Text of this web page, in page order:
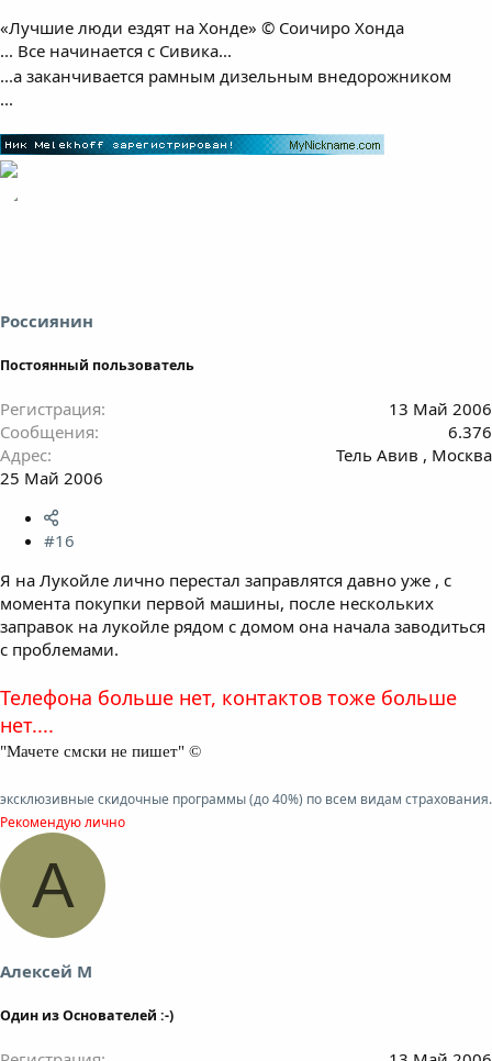
«Лучшие люди ездят на Хонде» © Соичиро Хонда
... Все начинается с Сивика...
...а заканчивается рамным дизельным внедорожником
...
Россиянин
Постоянный пользователь
Регистрация
13 Май 2006
Сообщения
6.376
Адрес
Тель Авив , Москва
25 Май 2006
#16
Я на Лукойле лично перестал заправлятся давно уже , с
момента покупки первой машины, после нескольких
заправок на лукойле рядом с домом она начала заводиться
с проблемами.
Телефона больше нет, контактов тоже больше
нет....
"Мачете смски не пишет" ©
эксклюзивные скидочные программы (до 40%) по всем видам страхования.
Рекомендую лично
А
Алексей М
Один из Основателей :-)